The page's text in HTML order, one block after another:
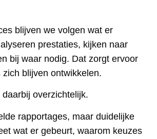
blijven we volgen wat er
prestaties, kijken naar
bij waar nodig. Dat zorgt ervoor
blijven ontwikkelen.
overzichtelijk.
rapportages, maar duidelijke
wat er gebeurt, waarom keuzes